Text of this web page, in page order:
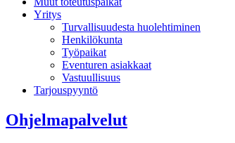
Yritys
Turvallisuudesta huolehtiminen
Henkilökunta
Työpaikat
Eventuren asiakkaat
Vastuullisuus
Tarjouspyyntö
Ohjelmapalvelut